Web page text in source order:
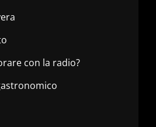
con la radio?